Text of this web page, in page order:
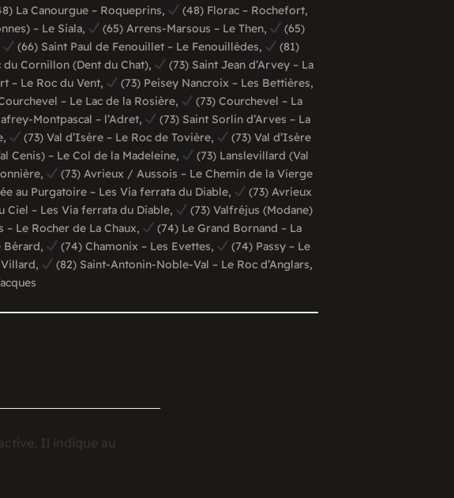
La Canourgue – Roqueprins,
(48) Florac – Rochefort,
– Le Siala, (65) Arrens-Marsous – Le Then,
(65)
(66) Saint Paul de Fenouillet – Le Fenouillèdes,
(81)
du Cornillon (Dent du Chat),
(73) Saint Jean d’Arvey – La
– Le Roc du Vent,
(73) Peisey Nancroix – Les Bettières,
– Le Lac de la Rosière,
(73) Courchevel – La
Montpascal – l’Adret,
(73) Saint Sorlin d’Arves – La
(73) Val d’Isère – Le Roc de Tovière,
(73) Val d’Isère
Cenis) – Le Col de la Madeleine,
(73) Lanslevillard (Val
(73) Avrieux / Aussois – Le Chemin de la Vierge
au Purgatoire – Les Via ferrata du Diable,
(73) Avrieux
– Les Via ferrata du Diable,
(73) Valfréjus (Modane)
Le Rocher de La Chaux,
(74) Le Grand Bornand – La
Bérard, (74) Chamonix – Les Evettes,
(74) Passy – Le
(82) Saint-Antonin-Noble-Val – Le Roc d’Anglars,
Il indique au